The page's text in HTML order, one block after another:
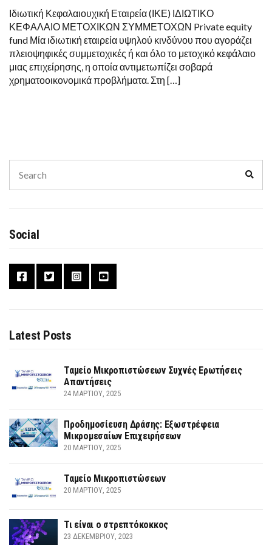
Ιδιωτική Κεφαλαιουχική Εταιρεία (ΙΚΕ) ΙΔΙΩΤΙΚΟ
ΚΕΦΑΛΑΙΟ ΜΕΤΟΧΙΚΩΝ ΣΥΜΜΕΤΟΧΩΝ Private equity
fund Μία ιδιωτική εταιρεία υψηλού κινδύνου που αγοράζει
πλειοψηφικές συμμετοχικές ή και όλο το μετοχικό κεφάλαιο
μιας επιχείρησης, η οποία αντιμετωπίζει σοβαρά
χρηματοοικονομικά προβλήματα. Στη […]
for:
Social
Latest Posts
Ταμείο Μικροπιστώσεων Συχνές Ερωτήσεις
Απαντήσεις
24 ΜΑΡΤΊΟΥ, 2025
Προδημοσίευση Δράσης: Εξωστρέφεια
Μικρομεσαίων Επιχειρήσεων
20 ΜΑΡΤΊΟΥ, 2025
Ταμείο Μικροπιστώσεων
20 ΜΑΡΤΊΟΥ, 2025
Τι είναι ο στρεπτόκοκκος
23 ΔΕΚΕΜΒΡΊΟΥ, 2023